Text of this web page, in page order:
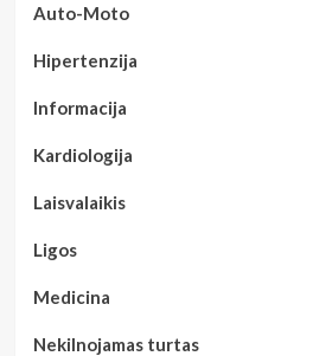
Auto-Moto
Hipertenzija
Informacija
Kardiologija
Laisvalaikis
Ligos
Medicina
Nekilnojamas turtas